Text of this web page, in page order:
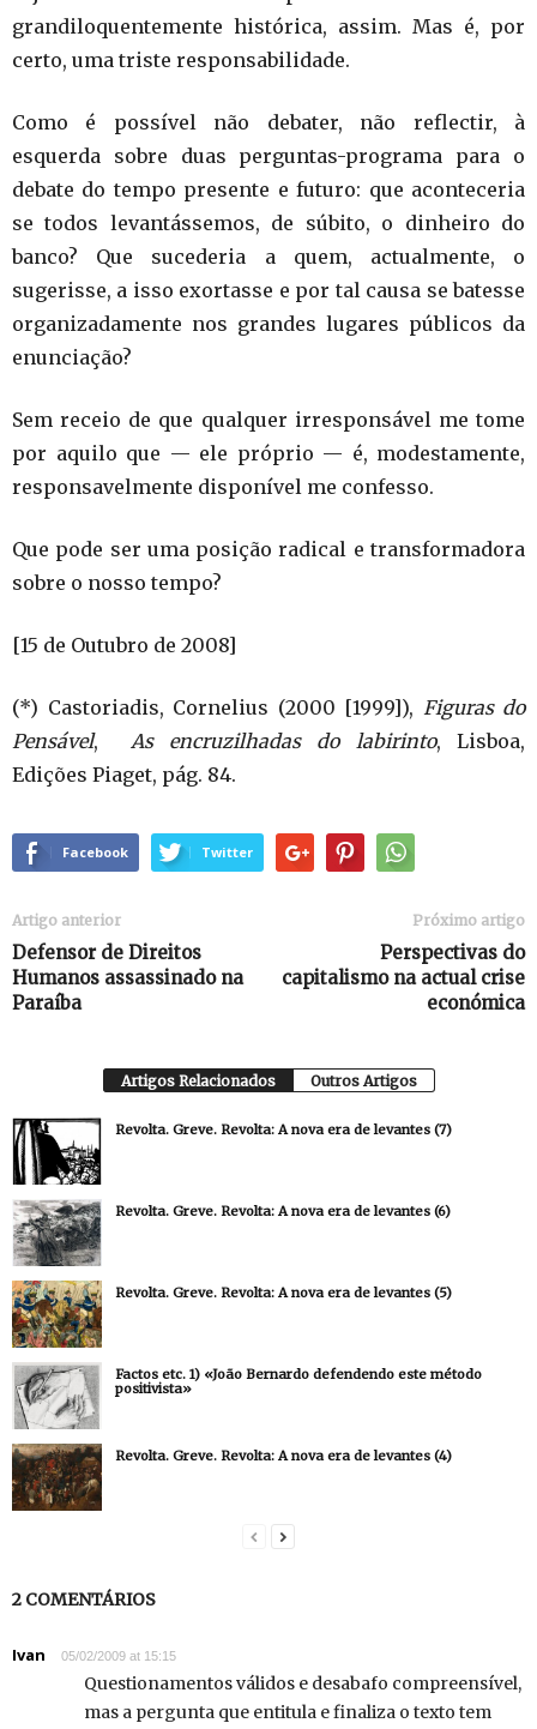
grandiloquentemente histórica, assim. Mas é, por
certo, uma triste responsabilidade.
Como é possível não debater, não reflectir, à
esquerda sobre duas perguntas-programa para o
debate do tempo presente e futuro: que aconteceria
se todos levantássemos, de súbito, o dinheiro do
banco? Que sucederia a quem, actualmente, o
sugerisse, a isso exortasse e por tal causa se batesse
organizadamente nos grandes lugares públicos da
enunciação?
Sem receio de que qualquer irresponsável me tome
por aquilo que — ele próprio — é, modestamente,
responsavelmente disponível me confesso.
Que pode ser uma posição radical e transformadora
sobre o nosso tempo?
[15 de Outubro de 2008]
(*) Castoriadis, Cornelius (2000 [1999]), Figuras do
Pensável, As encruzilhadas do labirinto, Lisboa,
Edições Piaget, pág. 84.
Facebook Twitter
Artigo anterior
Defensor de Direitos
Humanos assassinado na
Paraíba
Próximo artigo
Perspectivas do
capitalismo na actual crise
económica
Artigos Relacionados Outros Artigos
Revolta. Greve. Revolta: A nova era de levantes (7)
Revolta. Greve. Revolta: A nova era de levantes (6)
Revolta. Greve. Revolta: A nova era de levantes (5)
Factos etc. 1) «João Bernardo defendendo este método
positivista»
Revolta. Greve. Revolta: A nova era de levantes (4)
2 COMENTÁRIOS
Ivan 05/02/2009 at 15:15
Questionamentos válidos e desabafo compreensível,
mas a pergunta que entitula e finaliza o texto tem